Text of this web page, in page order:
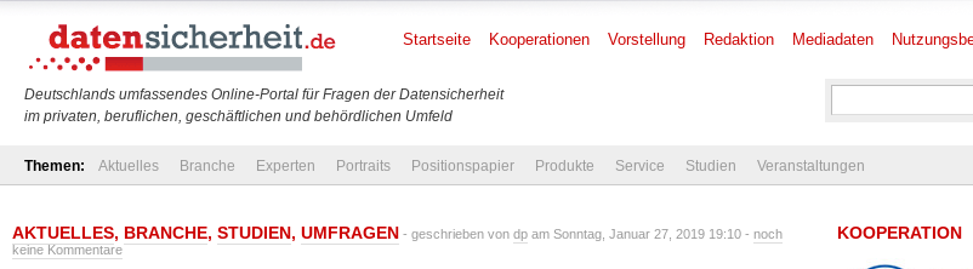
Deutschlands umfassendes Online-Portal für Fragen der Datensicherheit
im privaten, beruflichen, geschäftlichen und behördlichen Umfeld
Startseite Kooperationen Vorstellung Redaktion Mediadaten
Themen: Aktuelles Branche Experten Portraits Positionspapier Produkte Service Studien Veranstaltungen
AKTUELLES, BRANCHE, STUDIEN, UMFRAGEN - geschrieben von dp am Sonntag, Januar 27, 2019 19:10 - noch
keine Kommentare
KOOPERATION